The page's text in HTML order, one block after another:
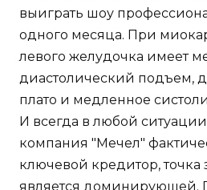
выиграть шоу
одного месяца. При
левого желудочка имеет
диастолический подъем,
плато и медленное
И всегда в любой ситуации
компания "Мечел"
ключевой кредитор, точка
является доминирующей.